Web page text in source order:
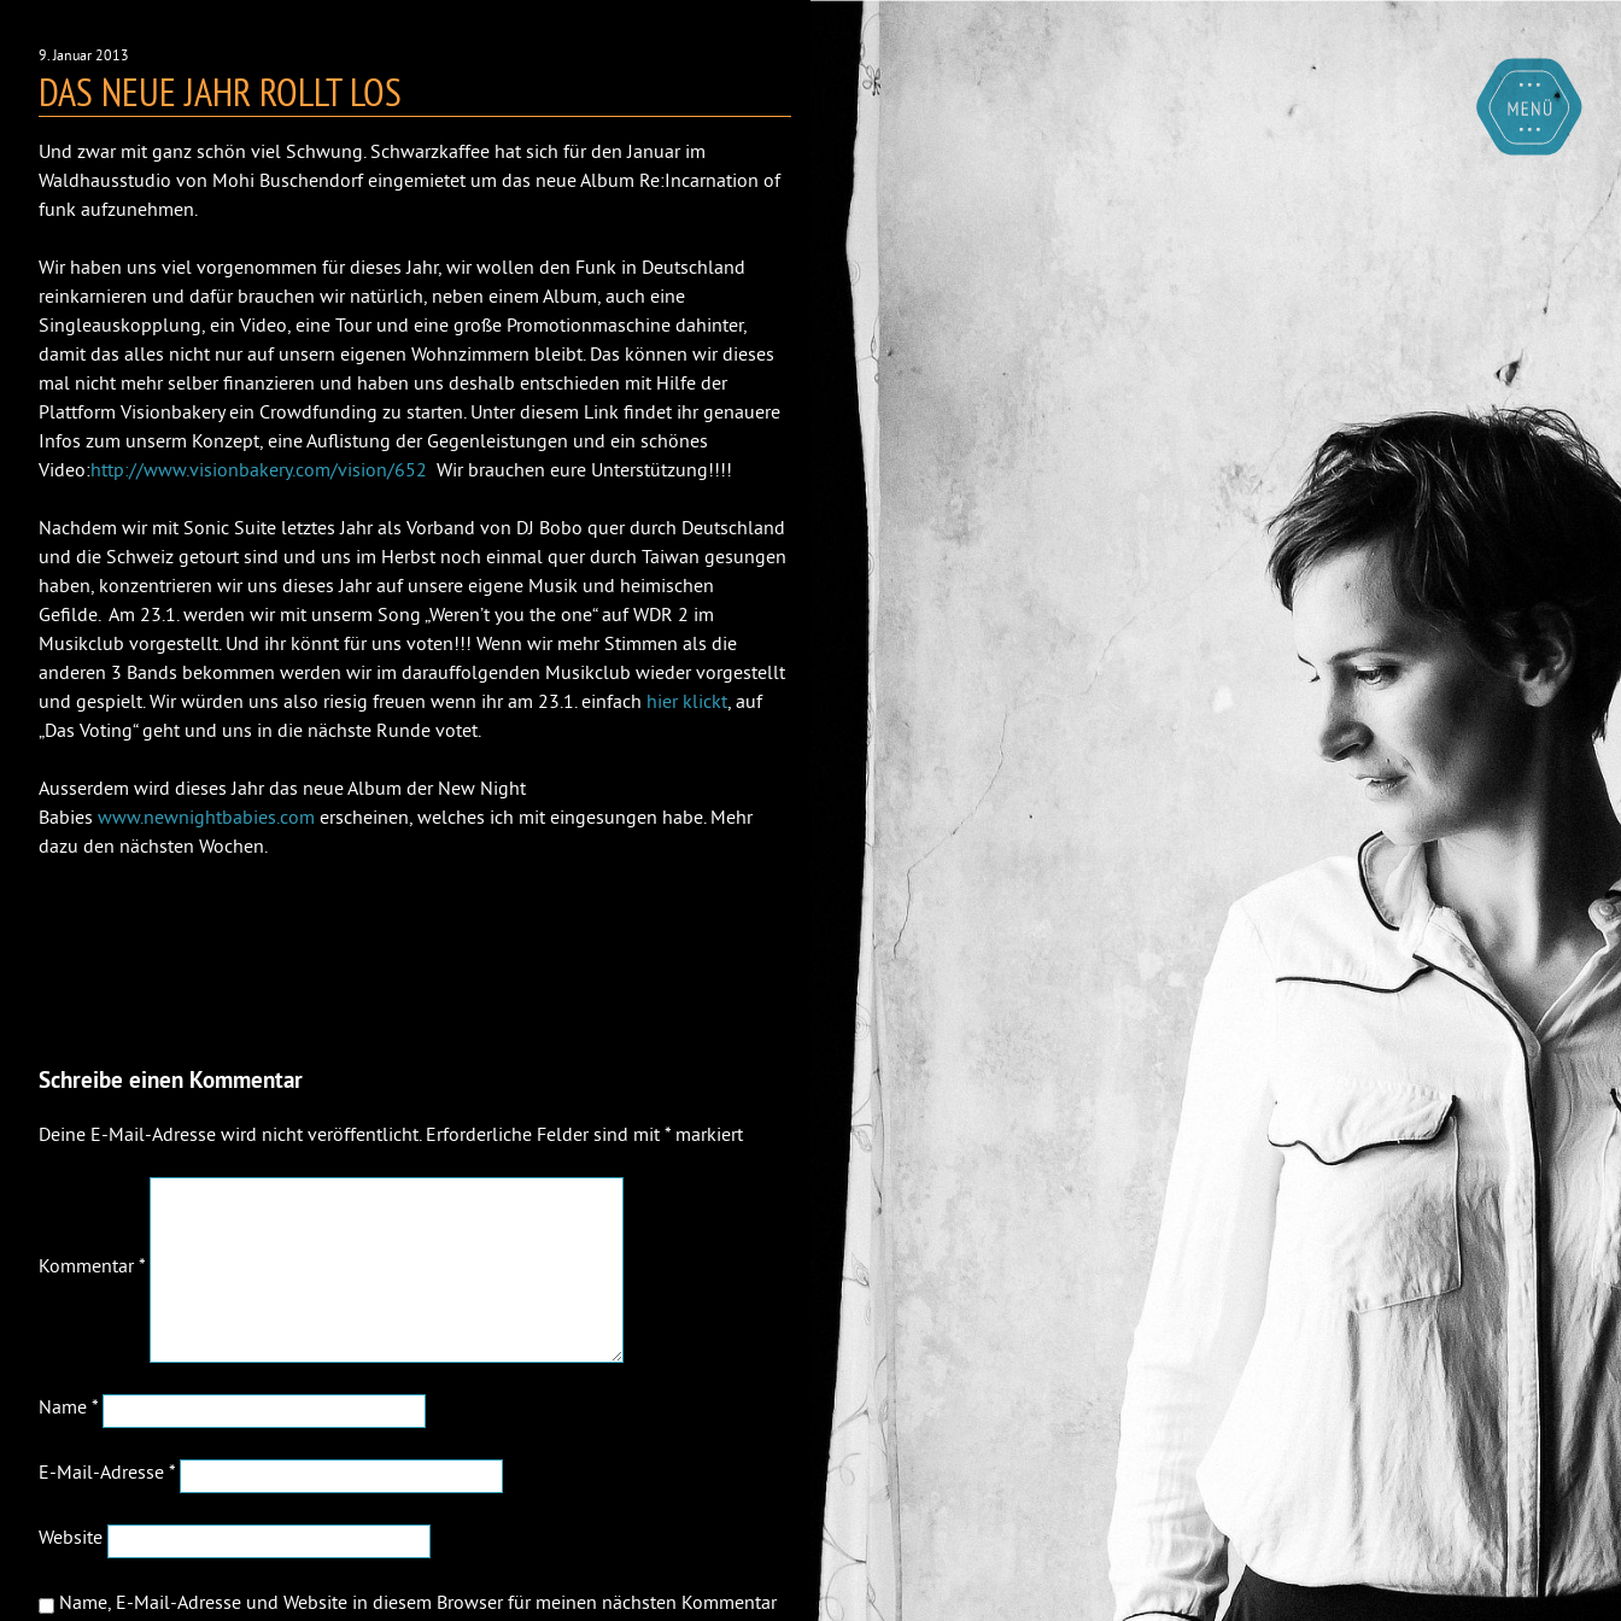
DAS NEUE JAHR ROLLT LOS
9. Januar 2013
Und zwar mit ganz schön viel Schwung. Schwarzkaffee hat sich für den Januar im
Waldhausstudio von Mohi Buschendorf eingemietet um das neue Album Re:Incarnation of
funk aufzunehmen.
Wir haben uns viel vorgenommen für dieses Jahr, wir wollen den Funk in Deutschland
reinkarnieren und dafür brauchen wir natürlich, neben einem Album, auch eine
Singleauskopplung, ein Video, eine Tour und eine große Promotionmaschine dahinter,
damit das alles nicht nur auf unsern eigenen Wohnzimmern bleibt. Das können wir dieses
mal nicht mehr selber finanzieren und haben uns deshalb entschieden mit Hilfe der
Plattform Visionbakery ein Crowdfunding zu starten. Unter diesem Link findet ihr genauere
Infos zum unserm Konzept, eine Auflistung der Gegenleistungen und ein schönes
Video:http://www.visionbakery.com/vision/652 Wir brauchen eure Unterstützung!!!!
Nachdem wir mit Sonic Suite letztes Jahr als Vorband von DJ Bobo quer durch Deutschland
und die Schweiz getourt sind und uns im Herbst noch einmal quer durch Taiwan gesungen
haben, konzentrieren wir uns dieses Jahr auf unsere eigene Musik und heimischen
Gefilde. Am 23.1. werden wir mit unserm Song „Weren’t you the one“ auf WDR 2 im
Musikclub vorgestellt. Und ihr könnt für uns voten!!! Wenn wir mehr Stimmen als die
anderen 3 Bands bekommen werden wir im darauffolgenden Musikclub wieder vorgestellt
und gespielt. Wir würden uns also riesig freuen wenn ihr am 23.1. einfach hier klickt, auf
„Das Voting“ geht und uns in die nächste Runde votet.
Ausserdem wird dieses Jahr das neue Album der New Night
Babies www.newnightbabies.com erscheinen, welches ich mit eingesungen habe. Mehr
dazu den nächsten Wochen.
Schreibe einen Kommentar
Deine E-Mail-Adresse wird nicht veröffentlicht. Erforderliche Felder sind mit * markiert
Kommentar*
Name *
E-Mail-Adresse *
Website
Name, E-Mail-Adresse und Website in diesem Browser für meinen nächsten Kommentar